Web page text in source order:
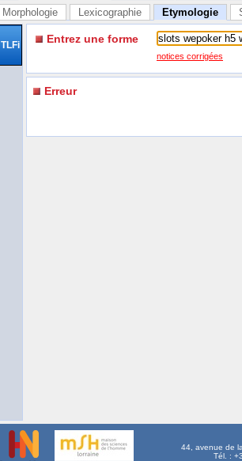
Morphologie Lexicographie Etymologie
TLFi Entrez une forme
notices corrigées
Erreur
44, avenue de
Tél. :